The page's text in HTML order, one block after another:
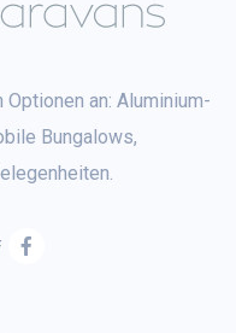
an: Aluminium-
Bungalows,